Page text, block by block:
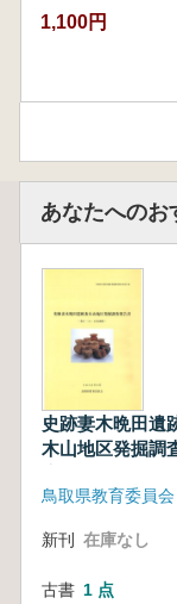
1,100円
あなたへのお
史跡妻木晩田遺
木山地区発掘調
次調査
鳥取県教育委員会
新刊 在庫なし
古書 1 点